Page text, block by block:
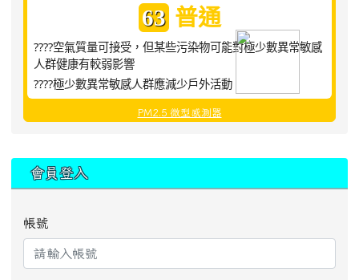
63 普通
????空氣質量可接受，但某些污染物可能對極少數異常敏感
人群健康有較弱影響
????極少數異常敏感人群應減少戶外活動
PM2.5 微型感測器
會員登入
帳號